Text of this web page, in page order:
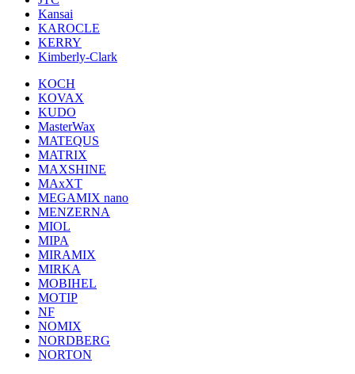
Kansai
KAROCLE
KERRY
Kimberly-Clark
KOCH
KOVAX
KUDO
MasterWax
MATEQUS
MATRIX
MAXSHINE
MAxXT
MEGAMIX nano
MENZERNA
MIOL
MIPA
MIRAMIX
MIRKA
MOBIHEL
MOTIP
NF
NOMIX
NORDBERG
NORTON